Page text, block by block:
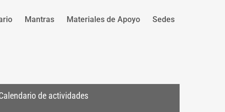
Mantras Materiales de Apoyo Sedes
de actividades